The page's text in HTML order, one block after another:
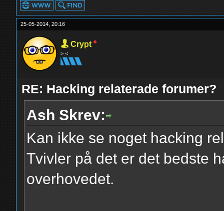
25-05-2014, 20:16
Crypt
>.<
RE: Hacking relaterade forumer?
Ash Skrev:
Kan ikke se noget hacking
Tvivler på det er det bedste
overhovedet.